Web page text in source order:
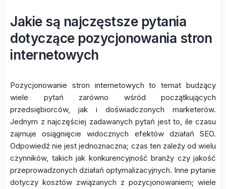
Jakie są najczęstsze pytania
dotyczące pozycjonowania stron
internetowych
Pozycjonowanie stron internetowych to temat budzący
wiele pytań zarówno wśród początkujących
przedsiębiorców, jak i doświadczonych marketerów.
Jednym z najczęściej zadawanych pytań jest to, ile czasu
zajmuje osiągnięcie widocznych efektów działań SEO.
Odpowiedź nie jest jednoznaczna; czas ten zależy od wielu
czynników, takich jak konkurencyjność branży czy jakość
przeprowadzonych działań optymalizacyjnych. Inne pytanie
dotyczy kosztów związanych z pozycjonowaniem; wiele